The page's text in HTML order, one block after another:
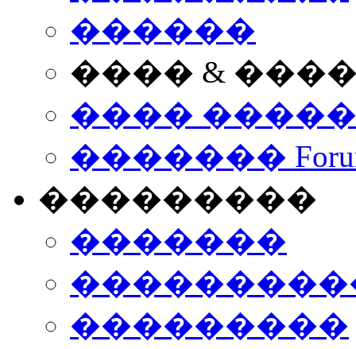
������
���� &
����
�������
���������
�������
���������